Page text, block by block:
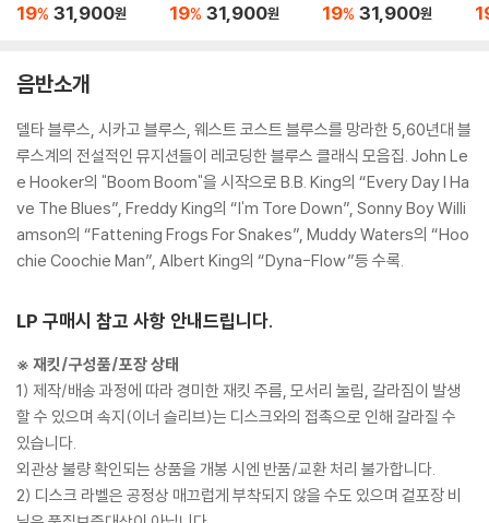
st Party Party / 15 P
19% 31,900원
Hits In Concert [LP]
19% 31,900원
[LP]
19% 31,900원
음반소개
델타 블루스, 시카고 블루스, 웨스트 코스트 블루스를 망라한 5,60년대 블
루스계의 전설적인 뮤지션들이 레코딩한 블루스 클래식 모음집. John Le
e Hooker의 "Boom Boom"을 시작으로 B.B. King의 “Every Day I Ha
ve The Blues”, Freddy King의 “I'm Tore Down”, Sonny Boy Willi
amson의 “Fattening Frogs For Snakes”, Muddy Waters의 “Hoo
chie Coochie Man”, Albert King의 “Dyna-Flow”등 수록.
LP 구매시 참고 사항 안내드립니다.
※ 재킷/구성품/포장 상태
1) 제작/배송 과정에 따라 경미한 재킷 주름, 모서리 눌림, 갈라짐이 발생
할 수 있으며 속지(이너 슬리브)는 디스크와의 접촉으로 인해 갈라질 수
있습니다.
외관상 불량 확인되는 상품을 개봉 시엔 반품/교환 처리 불가합니다.
2) 디스크 라벨은 공정상 매끄럽게 부착되지 않을 수도 있으며 겉포장 비